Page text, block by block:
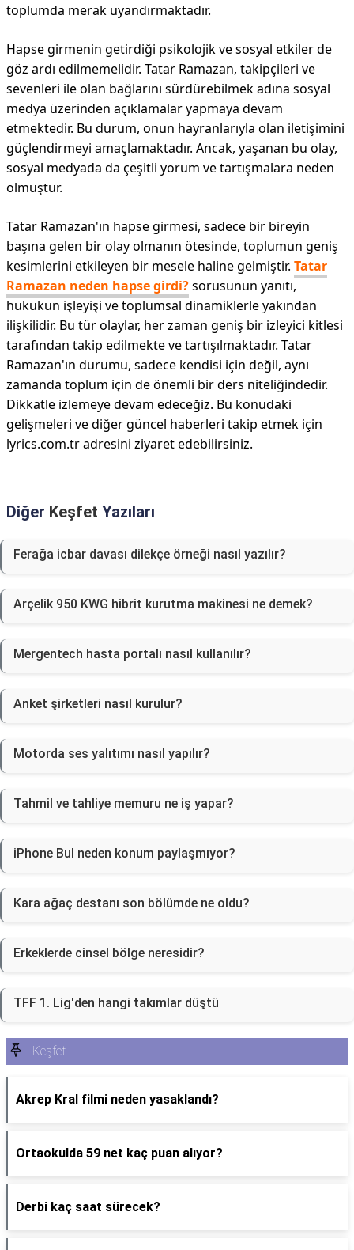
toplumda merak uyandırmaktadır.
Hapse girmenin getirdiği psikolojik ve sosyal etkiler de
göz ardı edilmemelidir. Tatar Ramazan, takipçileri ve
sevenleri ile olan bağlarını sürdürebilmek adına sosyal
medya üzerinden açıklamalar yapmaya devam
etmektedir. Bu durum, onun hayranlarıyla olan iletişimini
güçlendirmeyi amaçlamaktadır. Ancak, yaşanan bu olay,
sosyal medyada da çeşitli yorum ve tartışmalara neden
olmuştur.
Tatar Ramazan'ın hapse girmesi, sadece bir bireyin
başına gelen bir olay olmanın ötesinde, toplumun geniş
kesimlerini etkileyen bir mesele haline gelmiştir. Tatar
Ramazan neden hapse girdi?sorusunun yanıtı,
hukukun işleyişi ve toplumsal dinamiklerle yakından
ilişkilidir. Bu tür olaylar, her zaman geniş bir izleyici kitlesi
tarafından takip edilmekte ve tartışılmaktadır. Tatar
Ramazan'ın durumu, sadece kendisi için değil, aynı
zamanda toplum için de önemli bir ders niteliğindedir.
Dikkatle izlemeye devam edeceğiz. Bu konudaki
gelişmeleri ve diğer güncel haberleri takip etmek için
lyrics.com.tr adresini ziyaret edebilirsiniz.
Diğer Keşfet Yazıları
Ferağa icbar davası dilekçe örneği nasıl yazılır?
Arçelik 950 KWG hibrit kurutma makinesi ne demek?
Mergentech hasta portalı nasıl kullanılır?
Anket şirketleri nasıl kurulur?
Motorda ses yalıtımı nasıl yapılır?
Tahmil ve tahliye memuru ne iş yapar?
iPhone Bul neden konum paylaşmıyor?
Kara ağaç destanı son bölümde ne oldu?
Erkeklerde cinsel bölge neresidir?
TFF 1. Lig'den hangi takımlar düştü
Keşfet
Akrep Kral filmi neden yasaklandı?
Ortaokulda 59 net kaç puan alıyor?
Derbi kaç saat sürecek?